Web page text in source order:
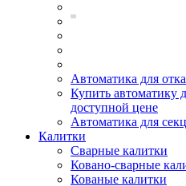
Автоматика для
Купить автоматику
доступной цене
Автоматика для
Калитки
Сварные калитки
Ковано-сварные
Кованые калитки